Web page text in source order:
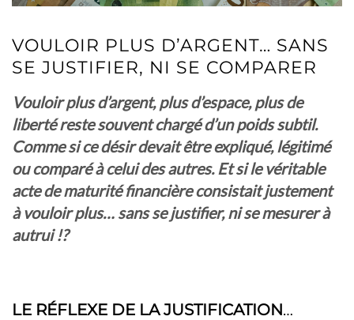
VOULOIR PLUS D’ARGENT… SANS
SE JUSTIFIER, NI SE COMPARER
Vouloir plus d’argent, plus d’espace, plus de
liberté reste souvent chargé d’un poids subtil.
Comme si ce désir devait être expliqué, légitimé
ou comparé à celui des autres. Et si le véritable
acte de maturité financière consistait justement
à vouloir plus… sans se justifier, ni se mesurer à
autrui !?
LE RÉFLEXE DE LA JUSTIFICATION…